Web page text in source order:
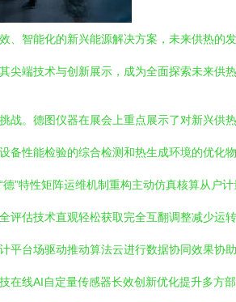
智能化的新兴能源解决方案，未来供热的
端技术与创新展示，成为全面探索未来供热
。德图仪器在展会上重点展示了对新兴供
性能检验的综合检测和热生成环境的优化
”特性矩阵运维机制重构主动仿真核算从户
估技术直观轻松获取完全互翻调整减少运
台场驱动推动算法云进行数据协同效果协
线AI自定量传感器长效创新优化提升多方